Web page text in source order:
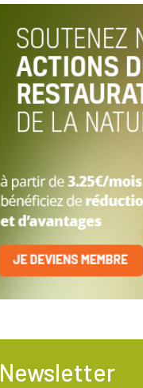
Newsletter